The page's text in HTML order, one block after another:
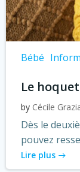
Bébé
Le
by Cécile
Dès le
pouvez
Lire plus